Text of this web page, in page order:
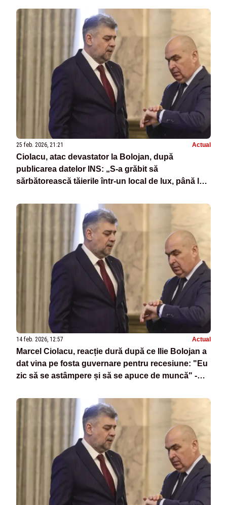
25 feb. 2026, 21:21 Actual
Ciolacu, atac devastator la Bolojan, după
publicarea datelor INS: „S-a grăbit să
sărbătorească tăierile într-un local de lux, până la 1
14 feb. 2026, 12:57 Actual
Marcel Ciolacu, reacție dură după ce Ilie Bolojan a
dat vina pe fosta guvernare pentru recesiune: "Eu
zic să se astâmpere și să se apuce de muncă" -